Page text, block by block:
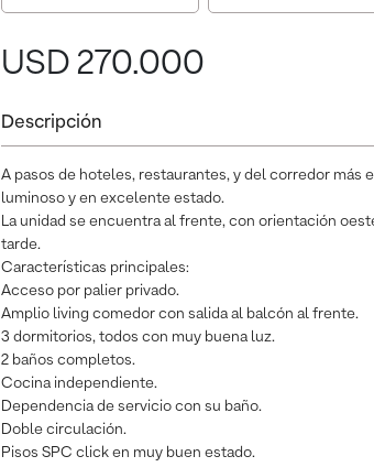
USD 270.000
Descripción
A pasos de hoteles, restaurantes, y del corredor más
luminoso y en excelente estado.
La unidad se encuentra al frente, con orientación
tarde.
Características principales:
Acceso por palier privado.
Amplio living comedor con salida al balcón al frente.
3 dormitorios, todos con muy buena luz.
2 baños completos.
Cocina independiente.
Dependencia de servicio con su baño.
Doble circulación.
Pisos SPC click en muy buen estado.